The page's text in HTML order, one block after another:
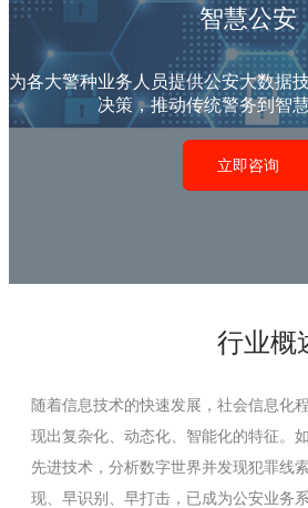
智慧公安
为各大警种业务人员提供公安大数据
决策，推动传统警务到智
立即咨询
行业概
随着信息技术的快速发展，社会信息化
现出复杂化、动态化、智能化的特征。
先进技术，分析数字世界并发现犯罪线
现、早识别、早打击，已成为公安业务